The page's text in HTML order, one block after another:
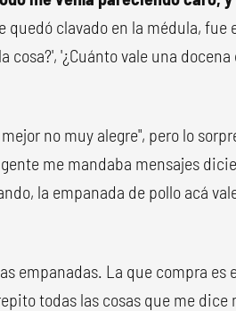
quedó clavado en la médula, fue
cosa?', '¿Cuánto vale una docena
no muy alegre", pero lo
me mandaba mensajes
la empanada de pollo acá
empanadas. La que compra es
todas las cosas que me dice